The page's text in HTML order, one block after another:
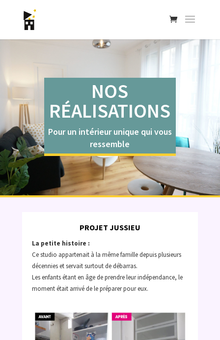
NOS
RÉALISATIONS
Pour un intérieur unique qui vous
ressemble
PROJET JUSSIEU
La petite histoire :
Ce studio appartenait à la même famille depuis plusieurs
décennies et servait surtout de débarras.
Les enfants étant en âge de prendre leur indépendance, le
moment était arrivé de le préparer pour eux.